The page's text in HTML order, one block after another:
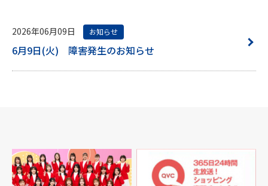
2026年06月09日 お知らせ
6月9日(火) 障害発生のお知らせ